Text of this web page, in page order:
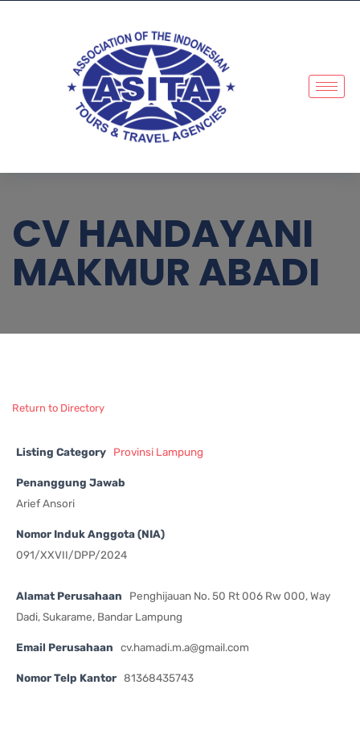
CV HANDAYANI
MAKMUR ABADI
Return to Directory
Listing Category Provinsi Lampung
Penanggung Jawab
Arief Ansori
Nomor Induk Anggota (NIA)
091/XXVII/DPP/2024
Alamat Perusahaan
Penghijauan No. 50 Rt 006 Rw 000, Way
Dadi, Sukarame, Bandar Lampung
Email Perusahaan cv.hamadi.m.a@gmail.com
Nomor Telp Kantor 81368435743